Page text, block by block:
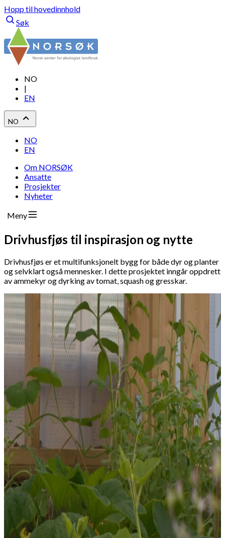
Hopp til hovedinnhold
Søk
NO
|
EN
NO
NO
EN
Om NORSØK
Ansatte
Prosjekter
Nyheter
Meny
Drivhusfjøs til inspirasjon og nytte
Drivhusfjøs er et multifunksjonelt bygg for både dyr og planter
og selvklart også mennesker. I dette prosjektet inngår oppdrett
av ammekyr og dyrking av tomat, squash og gresskar.